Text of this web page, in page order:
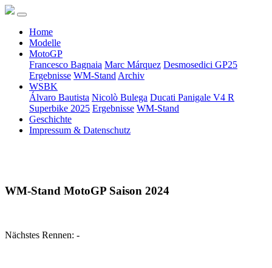
Home
Modelle
MotoGP
Francesco Bagnaia Marc Márquez Desmosedici GP25
Ergebnisse WM-Stand Archiv
WSBK
Álvaro Bautista Nicolò Bulega Ducati Panigale V4 R
Superbike 2025 Ergebnisse WM-Stand
Geschichte
Impressum & Datenschutz
WM-Stand MotoGP Saison 2024
Nächstes Rennen: -